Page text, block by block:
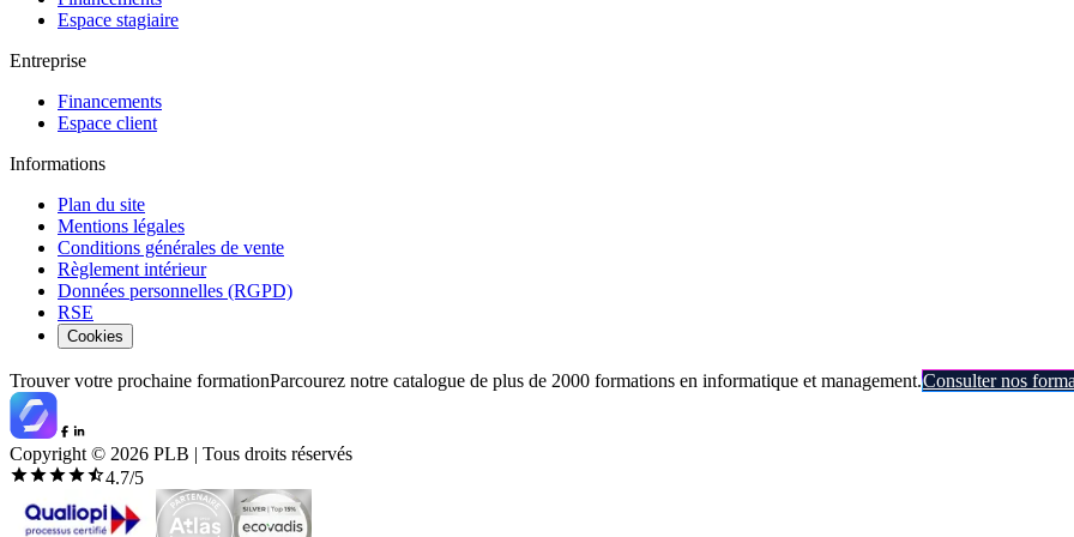
Espace stagiaire
Entreprise
Financements
Espace client
Informations
Plan du site
Mentions légales
Conditions générales de vente
Règlement intérieur
Données personnelles (RGPD)
RSE
Cookies
Trouver votre prochaine formationParcourez notre catalogue de plus de 2000 formations en informatique et management.Consulter nos
Copyright © 2026 PLB | Tous droits réservés
4.7/5